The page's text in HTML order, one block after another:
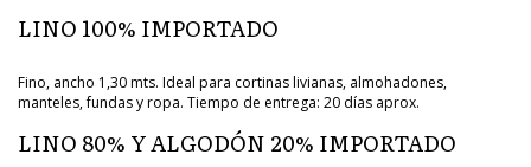
LINO 100% IMPORTADO
Fino, ancho 1,30 mts. Ideal para cortinas livianas, almohadones,
manteles, fundas y ropa. Tiempo de entrega: 20 días aprox.
LINO 80% Y ALGODÓN 20% IMPORTADO